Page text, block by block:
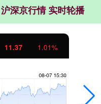
沪深京行情 实时轮播
11.37 1.01%